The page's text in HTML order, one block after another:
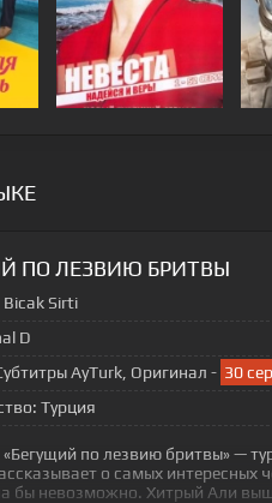
ПО ЛЕЗВИЮ БРИТВЫ
Bicak Sirti
D
AyTurk, Оригинал - 30
Турция
«Бегущий по лезвию бритвы» —
о самых интересных
бы невозможно. Хитрый Али